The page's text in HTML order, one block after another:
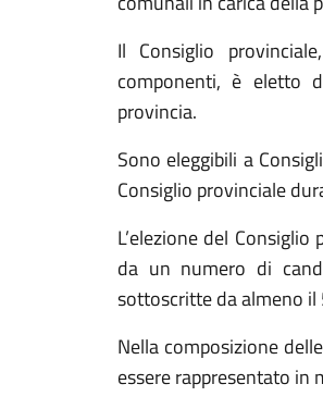
Il Consiglio
componenti, è eletto
provincia.
Sono eleggibili a
Consiglio provinciale
L’elezione del
da un numero di
sottoscritte da almeno il
Nella composizione
essere rappresentato in